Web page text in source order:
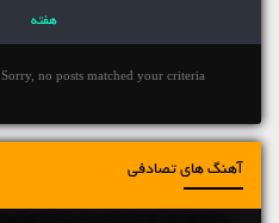
هفته
Sorry, no posts matched your criteria.
آهنگ های تصادفی